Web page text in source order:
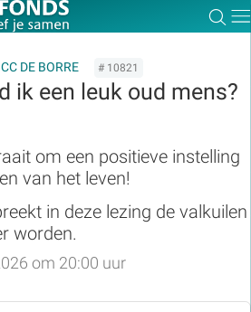
DE BORRE # 10821
ik een leuk oud mens?
om een positieve instelling
van het leven!
in deze lezing de valkuilen
worden.
om 20:00 uur